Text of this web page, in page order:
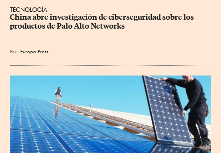
TECNOLOGÍA
China abre investigación de ciberseguridad sobre los
productos de Palo Alto Networks
Por Europa Press